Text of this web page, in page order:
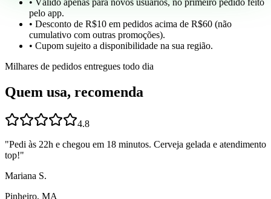
pelo app.
• Desconto de R$10 em pedidos acima de R$60 (não
cumulativo com outras promoções).
• Cupom sujeito a disponibilidade na sua região.
Milhares de pedidos entregues todo dia
Quem usa, recomenda
4.8
"Pedi às 22h e chegou em 18 minutos. Cerveja gelada e atendimento
top!"
Mariana S.
Pinheiro, MA